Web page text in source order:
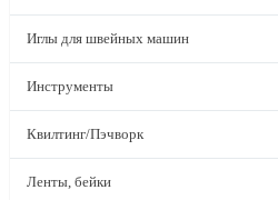
Иглы для швейных машин
Инструменты
Квилтинг/Пэчворк
Ленты, бейки